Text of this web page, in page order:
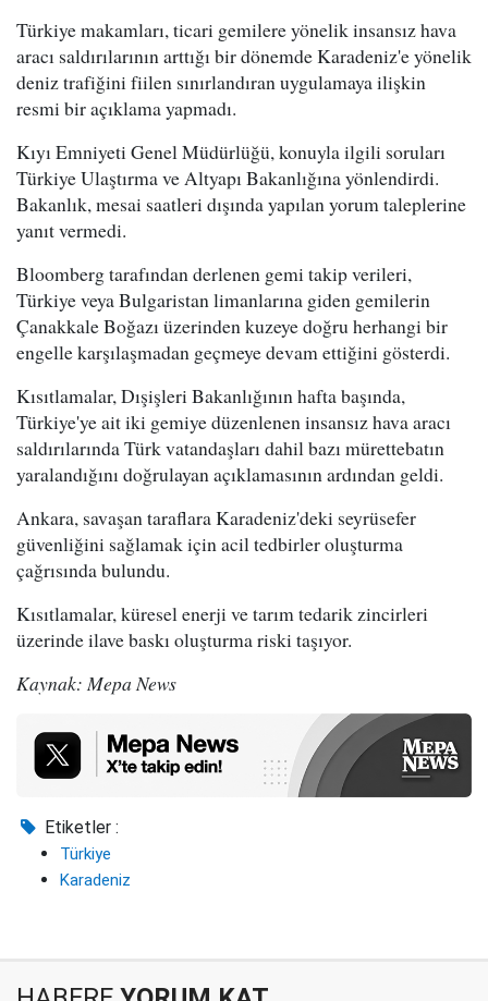
Türkiye makamları, ticari gemilere yönelik insansız hava
aracı saldırılarının arttığı bir dönemde Karadeniz'e yönelik
deniz trafiğini fiilen sınırlandıran uygulamaya ilişkin
resmi bir açıklama yapmadı.
Kıyı Emniyeti Genel Müdürlüğü, konuyla ilgili soruları
Türkiye Ulaştırma ve Altyapı Bakanlığına yönlendirdi.
Bakanlık, mesai saatleri dışında yapılan yorum taleplerine
yanıt vermedi.
Bloomberg tarafından derlenen gemi takip verileri,
Türkiye veya Bulgaristan limanlarına giden gemilerin
Çanakkale Boğazı üzerinden kuzeye doğru herhangi bir
engelle karşılaşmadan geçmeye devam ettiğini gösterdi.
Kısıtlamalar, Dışişleri Bakanlığının hafta başında,
Türkiye'ye ait iki gemiye düzenlenen insansız hava aracı
saldırılarında Türk vatandaşları dahil bazı mürettebatın
yaralandığını doğrulayan açıklamasının ardından geldi.
Ankara, savaşan taraflara Karadeniz'deki seyrüsefer
güvenliğini sağlamak için acil tedbirler oluşturma
çağrısında bulundu.
Kısıtlamalar, küresel enerji ve tarım tedarik zincirleri
üzerinde ilave baskı oluşturma riski taşıyor.
Kaynak: Mepa News
Etiketler :
Türkiye
Karadeniz